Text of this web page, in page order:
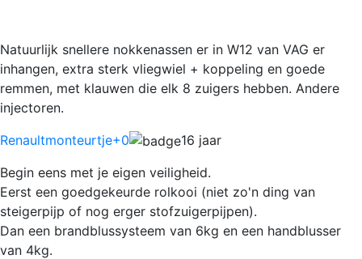
Natuurlijk snellere nokkenassen er in W12 van VAG er
inhangen, extra sterk vliegwiel + koppeling en goede
remmen, met klauwen die elk 8 zuigers hebben. Andere
injectoren.
Renaultmonteurtje+0
16 jaar
Begin eens met je eigen veiligheid.
Eerst een goedgekeurde rolkooi (niet zo'n ding van
steigerpijp of nog erger stofzuigerpijpen).
Dan een brandblussysteem van 6kg en een handblusser
van 4kg.